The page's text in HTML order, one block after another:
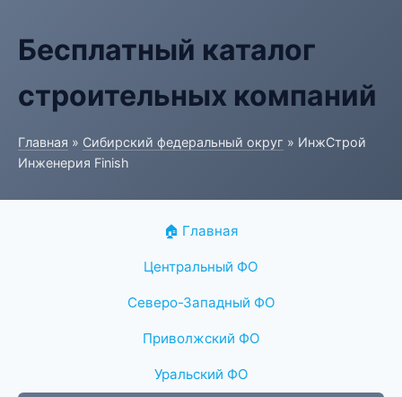
Бесплатный каталог
строительных компаний
Главная » Сибирский федеральный округ » ИнжСтрой
Инженерия Finish
🏠 Главная
Центральный ФО
Северо-Западный ФО
Приволжский ФО
Уральский ФО